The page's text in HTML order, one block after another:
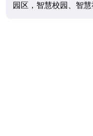
园区，智慧校园、智慧